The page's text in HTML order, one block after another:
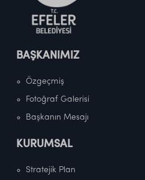
BAŞKANIMIZ
Özgeçmiş
Fotoğraf Galerisi
Başkanın Mesajı
KURUMSAL
Stratejik Plan